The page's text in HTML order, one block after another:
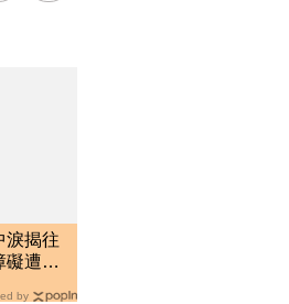
淚揭往
遭
by